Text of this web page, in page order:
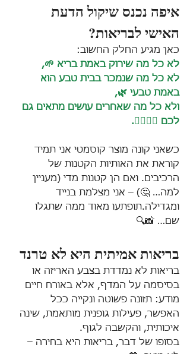
איפה נכנס שיקול הדעת
האישי לבריאות?
כאן מגיע החלק החשוב:
לא כל מה שירוק באמת בריא 🌱,
לא כל מה שנמכר בבית טבע הוא
באמת טבעי 🌿,
ולא כל מה שאחרים עושים מתאים גם
לכם 🙅‍♀️🙅‍♂️.
כשאני קונה מוצר קוסמטי אני תמיד
קוראת את האותיות הקטנות של
הרכיבים. ואם הן קטנות מדי (מעניין
למה… 🤔) – אני מצלמת בנייד
ומגדילה.תופתעו מאוד ממה שתגלו
שם… 📸🔍
בריאות אמיתית היא לא טרנד
בריאות לא נמדדת בצבע האריזה או
בסיסמה על המדף, אלא באורח חיים
מודע: תזונה פשוטה ונקייה ככל
האפשר, פעילות גופנית מותאמת, שינה
איכותית, והקשבה לגוף.
בסופו של דבר, בריאות היא בחירה –